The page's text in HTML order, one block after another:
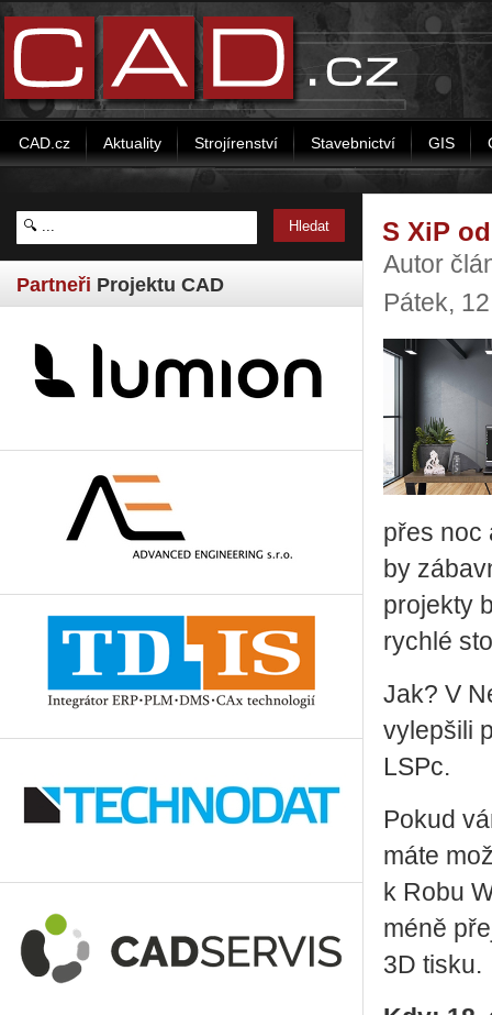
CAD.cz Aktuality Strojírenství Stavebnictví GIS
Partneři Projektu CAD
S XiP
Autor
Pátek,
přes noc
by
pro­jek­ty
rych­lé
Jak? V
vy­lep­ši­li
LSPc.
Pokud
máte
k Robu
méně
3D tisku.